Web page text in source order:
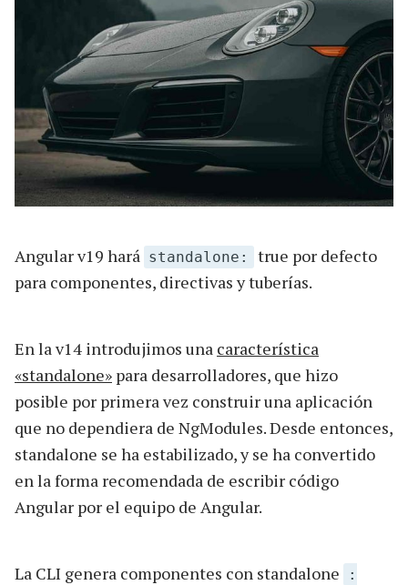
Angular v19 hará standalone:
true por defecto
para componentes, directivas y tuberías.
En la v14 introdujimos una característica
«standalone» para desarrolladores, que hizo
posible por primera vez construir una aplicación
que no dependiera de NgModules. Desde entonces,
standalone se ha estabilizado, y se ha convertido
en la forma recomendada de escribir código
Angular por el equipo de Angular.
La CLI genera componentes con standalone
: